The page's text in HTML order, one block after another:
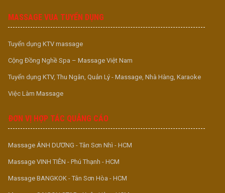
MASSAGE VUA TUYỂN DỤNG
Tuyển dụng KTV massage
Cộng Đồng Nghề Spa – Massage Việt Nam
Tuyển dụng KTV, Thu Ngân, Quản Lý - Massage, Nhà Hàng, Karaoke
Việc Làm Massage
ĐƠN VỊ HỢP TÁC QUẢNG CÁO
Massage ÁNH DƯƠNG - Tân Sơn Nhì - HCM
Massage VINH TIÊN - Phú Thạnh - HCM
Massage BANGKOK - Tân Sơn Hòa - HCM